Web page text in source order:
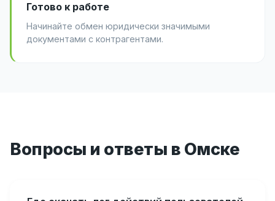
Готово к работе
Начинайте обмен юридически значимыми
документами с контрагентами.
Вопросы и ответы в Омске